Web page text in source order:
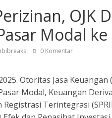
OJK
Modal
0 Komentar
Otoritas Jasa
Modal, Keuangan
Registrasi Terintegrasi